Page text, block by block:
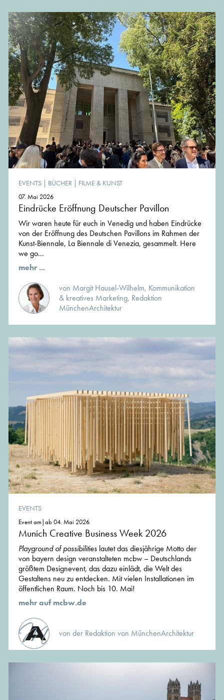
EVENTS | BÜCHER | FILME & KUNST
07. Mai 2026
Eindrücke Eröffnung Deutscher Pavillon
Wir waren heute für euch in Venedig und haben Eindrücke
von der Eröffnung des Deutschen Pavillons im Rahmen der
Kunst-Biennale, La Biennale di Venezia, gesammelt. Here
we go...
mehr ...
von Margit Hausel-Wilhelm, Kommunikation
& kreatives Marketing, Redaktion
MünchenArchitektur
EVENTS
Event am|ab 04. Mai 2026
Munich Creative Business Week 2026
Playground of possibilities lautet das diesjährige Motto der
von bayern design veranstalteten mcbw – Deutschlands
größtem Designevent, das dazu einlädt, die Welt des
Gestaltens neu zu entdecken. Mit vielen Installationen im
öffentlichen Raum. Noch bis 10. Mai!
mehr auf mcbw.de
von der Redaktion von MünchenArchitektur